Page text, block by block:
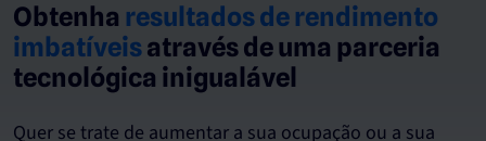
Obtenha resultados de rendimento
imbatíveisatravés de uma parceria
tecnológica inigualável
Quer se trate de aumentar a sua ocupação ou a sua